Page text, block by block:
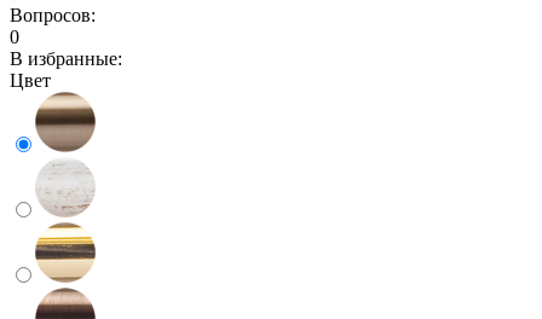
Вопросов:
0
В избранные:
Цвет